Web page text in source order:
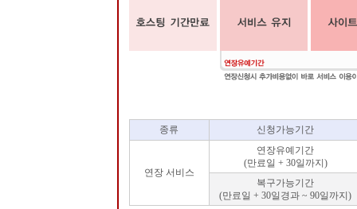
종류 신청가능기간
연장 서비스
연장유예기간
(만료일 + 30일까지)
복구가능기간
(만료일 + 30일경과 ~ 90일까지)